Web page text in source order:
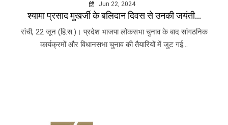
Jun 22, 2024
श्यामा प्रसाद मुखर्जी के बलिदान दिवस से उनकी जयंती...
रांची, 22 जून (हि.स.)। प्रदेश भाजपा लोकसभा चुनाव के बाद सांगठनिक
कार्यक्रमों और विधानसभा चुनाव की तैयारियों में जुट गई...